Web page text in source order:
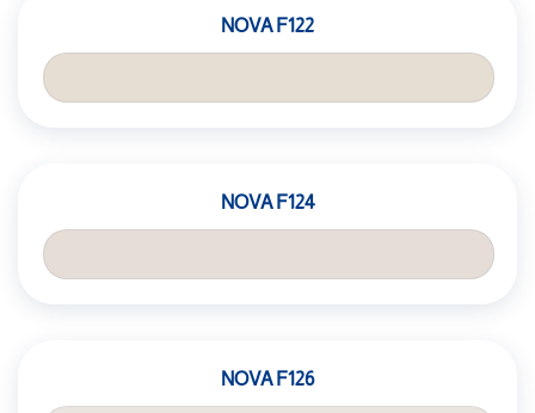
NOVA F122
NOVA F124
NOVA F126